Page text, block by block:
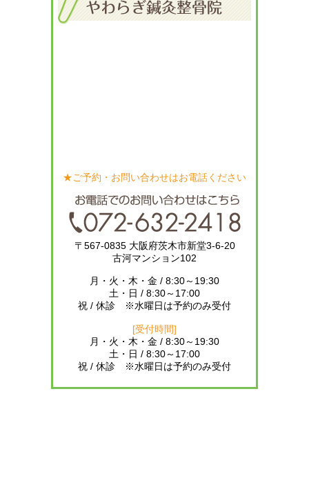
★ご予約・お問い合わせはお電話ください
〒567-0835 大阪府茨木市新堂3-6-20
古河マンション102
月・火・木・金 / 8:30～19:30
土・日 / 8:30～17:00
祝 / 休診 ※水曜日は予約のみ受付
[受付時間]
月・火・木・金 / 8:30～19:30
土・日 / 8:30～17:00
祝 / 休診 ※水曜日は予約のみ受付